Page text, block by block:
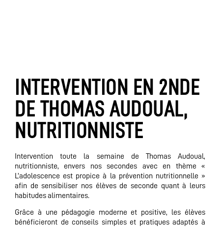
INTERVENTION EN 2NDE
DE THOMAS AUDOUAL,
NUTRITIONNISTE
Intervention toute la semaine de Thomas Audoual,
nutritionniste, envers nos secondes avec en thème «
L’adolescence est propice à la prévention nutritionnelle »
afin de sensibiliser nos élèves de seconde quant à leurs
habitudes alimentaires.
Grâce à une pédagogie moderne et positive, les élèves
bénéficieront de conseils simples et pratiques adaptés à